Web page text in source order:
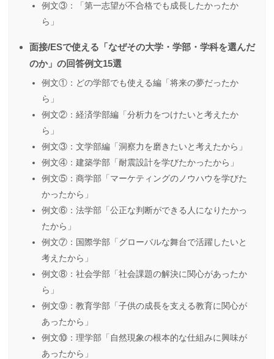
例文③：「第一志望が不合格でも成長したかったか
ら」
面接/ESで使える「なぜその大学・学部・学科を選んだ
のか」の回答例文15選
例文①：どの学部でも使える編「将来の夢だったか
ら」
例文②：経済学部編「分析力をつけたいと考えたか
ら」
例文③：文学部編「洞察力を磨きたいと考えたから」
例文④：建築学部「耐震設計を学びたかったから」
例文⑤：商学部「マーケティングのノウハウを学びた
かったから」
例文⑥：法学部「公正な判断ができる人になりたかっ
たから」
例文⑦：国際学部「グローバルな舞台で活躍したいと
考えたから」
例文⑧：社会学部「社会課題の解決に関心があったか
ら」
例文⑨：教育学部「子供の成長を支える教育に関心が
あったから」
例文⑩：理学部「自然現象の根本的な仕組みに興味が
あったから」